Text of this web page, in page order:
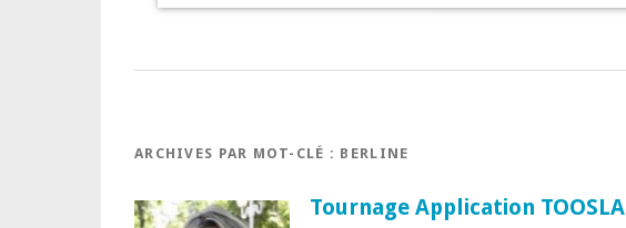
ARCHIVES PAR MOT-CLÉ : BERLINE
Tournage Application TOOSLA